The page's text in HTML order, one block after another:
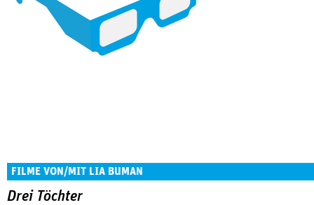
FILME VON/MIT LIA BUMAN
Drei Töchter